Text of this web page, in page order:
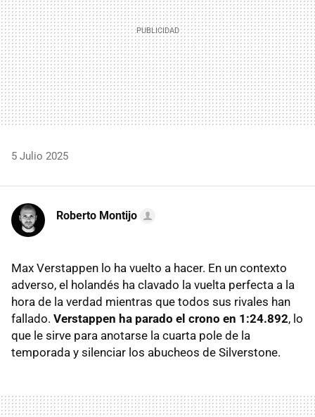
5 Julio 2025
Roberto Montijo
Max Verstappen lo ha vuelto a hacer. En un contexto
adverso, el holandés ha clavado la vuelta perfecta a la
hora de la verdad mientras que todos sus rivales han
fallado. Verstappen ha parado el crono en 1:24.892, lo
que le sirve para anotarse la cuarta pole de la
temporada y silenciar los abucheos de Silverstone.